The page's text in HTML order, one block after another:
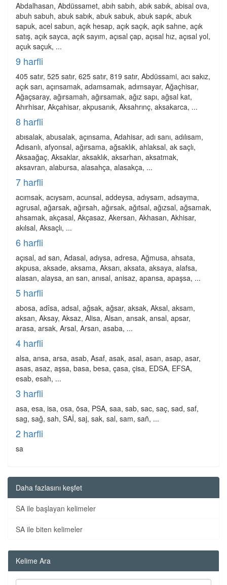
Abdalhasan, Abdüssamet, abıh sabıh, abık sabık, abisal ova,
abuh sabuh, abuk sabık, abuk sabuk, abuk sapık, abuk
sapuk, acel sabun, açık hesap, açık saçık, açık sahne, açık
satış, açık sayca, açık sayım, açısal çap, açısal hız, açısal yol,
açuk saçuk, ...
9 harfli
405 satır, 525 satır, 625 satır, 819 satır, Abdüssami, acı sakız,
açık sarı, açınsamak, adamsamak, adımsayar, Ağaçhisar,
Ağaçsaray, ağırsamah, ağırsamak, ağız sapı, ağsal kat,
Ahırhisar, Akçahisar, akpusanık, Aksahrınç, aksakarca, ...
8 harfli
abısalak, abusalak, açınsama, Adahisar, adı sanı, adılısam,
Adısanlı, afyonsal, ağırsama, ağsaklık, ahlaksal, ak saçlı,
Aksaağaç, Aksaklar, aksaklık, aksarhan, aksatmak,
aksavran, alabursa, alasahça, alasakça, ...
7 harfli
acımsak, acıysam, acunsal, addeysa, adıysam, adsayma,
agrusal, ağarsak, ağırsah, ağırsak, ağıtsal, ağızsal, ağsamak,
ahsamak, akçasal, Akçasaz, Akersan, Akhasan, Akhisar,
akılsal, Aksaçlı, ...
6 harfli
açısal, ad san, Adasal, adıysa, adresa, Ağmusa, ahsata,
akpusa, aksade, aksama, Aksarı, aksata, aksaya, alafsa,
alasan, alaysa, an san, anısal, anisaz, apansa, apaşsa, ...
5 harfli
abosa, adîsa, adsal, ağsak, ağsar, aksak, Aksal, aksam,
aksan, Aksay, Aksaz, Alisa, Alsan, ansak, ansal, apsar,
arasa, arsak, Arsal, Arsan, asaba, ...
4 harfli
alsa, ansa, arsa, asab, Asaf, asak, asal, asan, asap, asar,
asas, asaz, aşsa, basa, besa, çasa, çisa, EDSA, EFSA,
esab, esah, ...
3 harfli
asa, esa, isa, osa, ösa, PSA, saa, sab, sac, saç, sad, saf,
sag, sağ, sah, SAİ, saj, sak, sal, sam, sañ, ...
2 harfli
sa
Daha fazlasını keşfet
SA ile başlayan kelimeler
SA ile biten kelimeler
Kelime Ara